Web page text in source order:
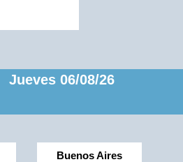
06/08/26
Buenos Aires